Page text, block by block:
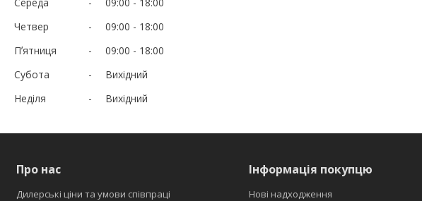
Четвер
09:00
18:00
Пʼятниця
09:00
18:00
Субота
Вихідний
Неділя
Вихідний
Про нас
Дилерські ціни та умови співпраці
Інформація покупцю
Нові надходження